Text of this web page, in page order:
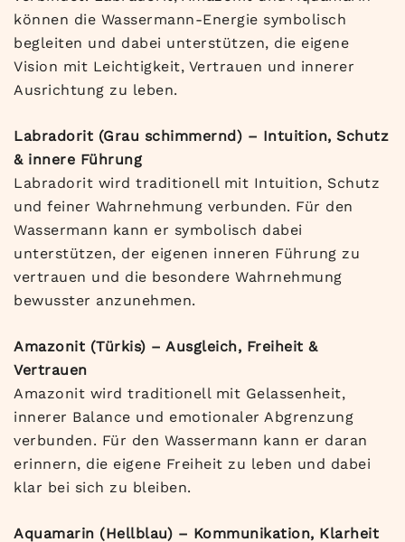
können die Wassermann-Energie symbolisch
begleiten und dabei unterstützen, die eigene
Vision mit Leichtigkeit, Vertrauen und innerer
Ausrichtung zu leben.
Labradorit (Grau schimmernd) – Intuition, Schutz
& innere Führung
Labradorit wird traditionell mit Intuition, Schutz
und feiner Wahrnehmung verbunden. Für den
Wassermann kann er symbolisch dabei
unterstützen, der eigenen inneren Führung zu
vertrauen und die besondere Wahrnehmung
bewusster anzunehmen.
Amazonit (Türkis) – Ausgleich, Freiheit &
Vertrauen
Amazonit wird traditionell mit Gelassenheit,
innerer Balance und emotionaler Abgrenzung
verbunden. Für den Wassermann kann er daran
erinnern, die eigene Freiheit zu leben und dabei
klar bei sich zu bleiben.
Aquamarin (Hellblau) – Kommunikation, Klarheit